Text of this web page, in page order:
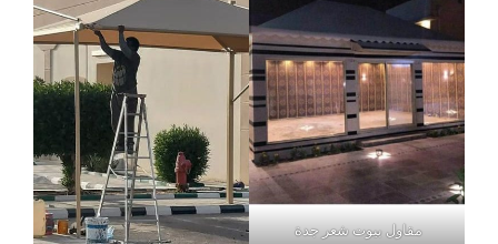
مقاول بيوت شعر جدة